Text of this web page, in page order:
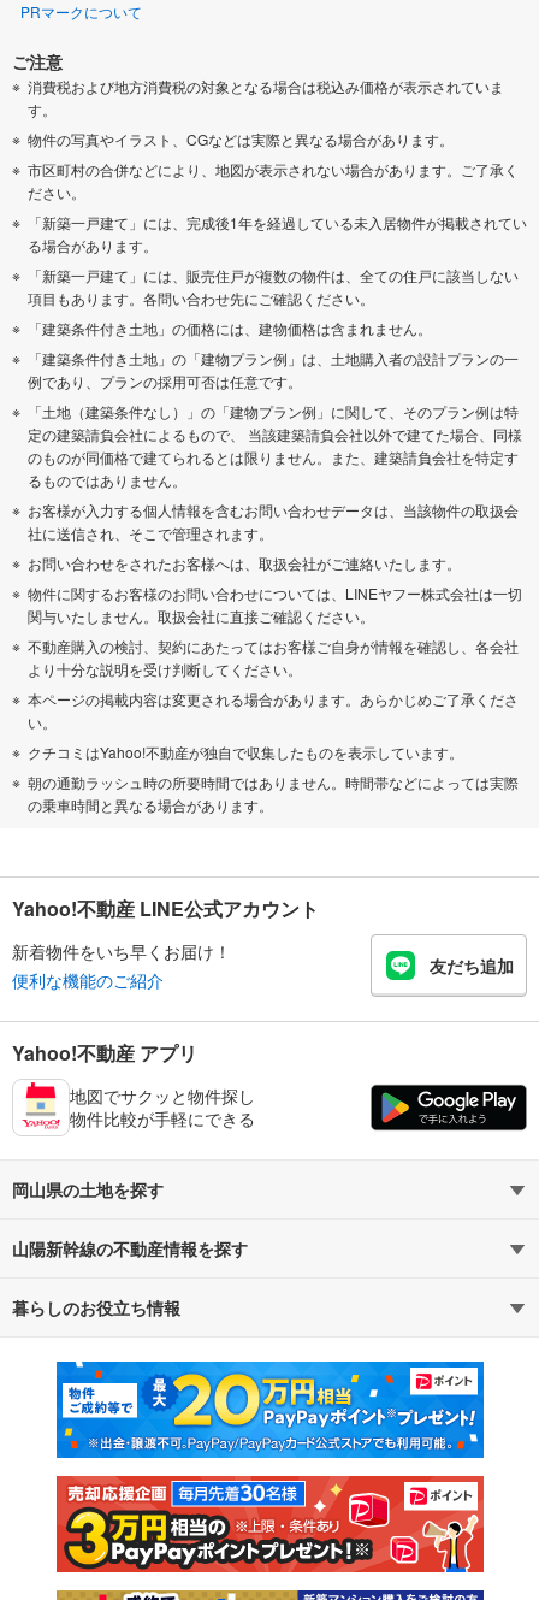
PRマークについて
ご注意
消費税および地方消費税の対象となる場合は税込み価格が表示されていま
す。
物件の写真やイラスト、CGなどは実際と異なる場合があります。
市区町村の合併などにより、地図が表示されない場合があります。ご了承く
ださい。
「新築一戸建て」には、完成後1年を経過している未入居物件が掲載されてい
る場合があります。
「新築一戸建て」には、販売住戸が複数の物件は、全ての住戸に該当しない
項目もあります。各問い合わせ先にご確認ください。
「建築条件付き土地」の価格には、建物価格は含まれません。
「建築条件付き土地」の「建物プラン例」は、土地購入者の設計プランの一
例であり、プランの採用可否は任意です。
「土地（建築条件なし）」の「建物プラン例」に関して、そのプラン例は特
定の建築請負会社によるもので、 当該建築請負会社以外で建てた場合、同様
のものが同価格で建てられるとは限りません。また、建築請負会社を特定す
るものではありません。
お客様が入力する個人情報を含むお問い合わせデータは、当該物件の取扱会
社に送信され、そこで管理されます。
お問い合わせをされたお客様へは、取扱会社がご連絡いたします。
物件に関するお客様のお問い合わせについては、LINEヤフー株式会社は一切
関与いたしません。取扱会社に直接ご確認ください。
不動産購入の検討、契約にあたってはお客様ご自身が情報を確認し、各会社
より十分な説明を受け判断してください。
本ページの掲載内容は変更される場合があります。あらかじめご了承くださ
い。
クチコミはYahoo!不動産が独自で収集したものを表示しています。
朝の通勤ラッシュ時の所要時間ではありません。時間帯などによっては実際
の乗車時間と異なる場合があります。
Yahoo!不動産 LINE公式アカウント
新着物件をいち早くお届け！
便利な機能のご紹介
友だち追加
Yahoo!不動産 アプリ
地図でサクッと物件探し
物件比較が手軽にできる
岡山県の土地を探す
路線・駅から探す
通勤・通学時間から探す
山陽新幹線の不動産情報を探す
不動産・住宅
新築マンション 中古マンション
新築一戸建て 中古一戸建て
注文住宅 土地
売却査定
暮らしのお役立ち情報
マンションカタログ 教えて！住まいの先生